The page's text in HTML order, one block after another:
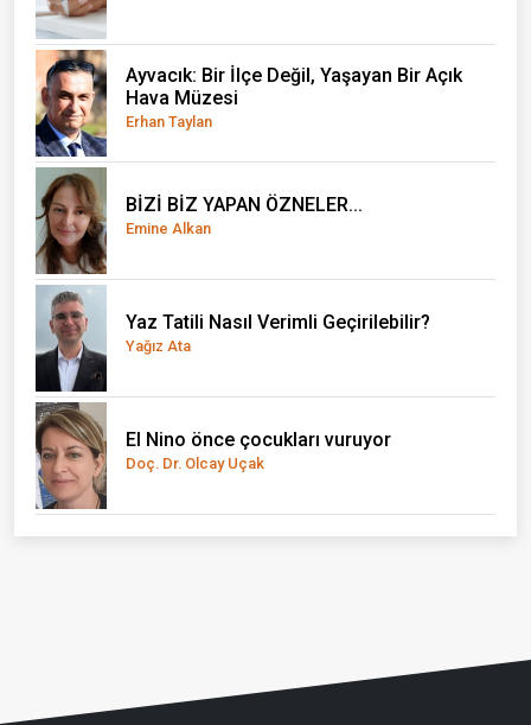
Ayvacık: Bir İlçe Değil, Yaşayan Bir Açık
Hava Müzesi
Erhan Taylan
BİZİ BİZ YAPAN ÖZNELER...
Emine Alkan
Yaz Tatili Nasıl Verimli Geçirilebilir?
Yağız Ata
El Nino önce çocukları vuruyor
Doç. Dr. Olcay Uçak